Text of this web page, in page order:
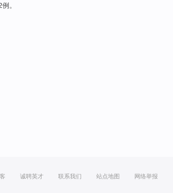
例 。
诚聘英才 联系我们 站点地图 网络举报